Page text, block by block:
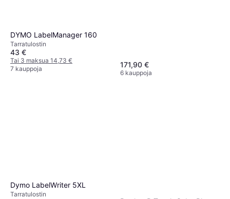
DYMO LabelManager 160
Tarra­tulostin
43 €
Tai 3 maksua 14,73 €
7 kauppoja
171,90 €
6 kauppoja
Dymo LabelWriter 5XL
Tarra­tulostin